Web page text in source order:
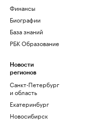
Финансы
Биографии
База знаний
РБК Образование
Новости
регионов
Санкт-Петербург
и область
Екатеринбург
Новосибирск